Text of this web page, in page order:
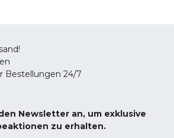
Bestellungen 24/7
Newsletter an, um exklusive
zu erhalten.